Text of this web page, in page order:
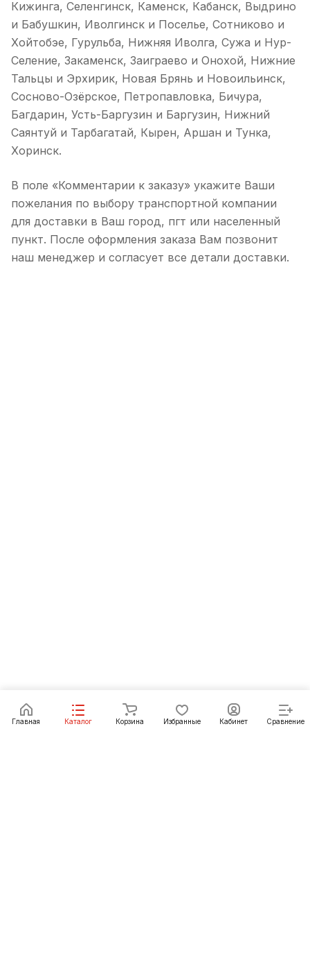
Кижинга, Селенгинск, Каменск, Кабанск, Выдрино
и Бабушкин, Иволгинск и Поселье, Сотниково и
Хойтобэе, Гурульба, Нижняя Иволга, Сужа и Нур-
Селение, Закаменск, Заиграево и Онохой, Нижние
Тальцы и Эрхирик, Новая Брянь и Новоильинск,
Сосново-Озёрское, Петропавловка, Бичура,
Багдарин, Усть-Баргузин и Баргузин, Нижний
Саянтуй и Тарбагатай, Кырен, Аршан и Тунка,
Хоринск.
В поле «Комментарии к заказу» укажите Ваши
пожелания по выбору транспортной компании
для доставки в Ваш город, пгт или населенный
пункт. После оформления заказа Вам позвонит
наш менеджер и согласует все детали доставки.
Главная Каталог Корзина Избранные Кабинет Сравнение